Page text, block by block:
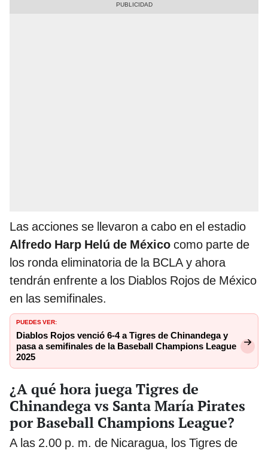
Las acciones se llevaron a cabo en el estadio
Alfredo Harp Helú de México como parte de
los ronda eliminatoria de la BCLA y ahora
tendrán enfrente a los Diablos Rojos de México
en las semifinales.
PUEDES VER:
Diablos Rojos venció 6-4 a Tigres de Chinandega y
pasa a semifinales de la Baseball Champions League
2025
¿A qué hora juega Tigres de
Chinandega vs Santa María Pirates
por Baseball Champions League?
A las 2.00 p. m. de Nicaragua, los Tigres de